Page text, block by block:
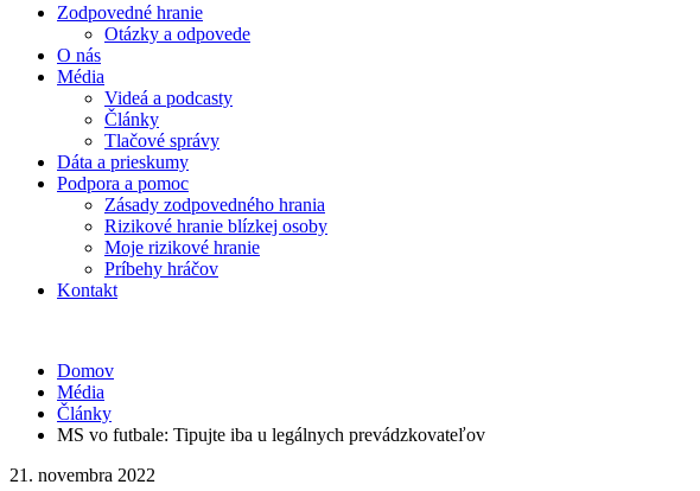
Zodpovedné hranie
Otázky a odpovede
O nás
Média
Videá a podcasty
Články
Tlačové správy
Dáta a prieskumy
Podpora a pomoc
Zásady zodpovedného hrania
Rizikové hranie blízkej osoby
Moje rizikové hranie
Príbehy hráčov
Kontakt
Domov
Média
Články
MS vo futbale: Tipujte iba u legálnych prevádzkovateľov
21. novembra 2022